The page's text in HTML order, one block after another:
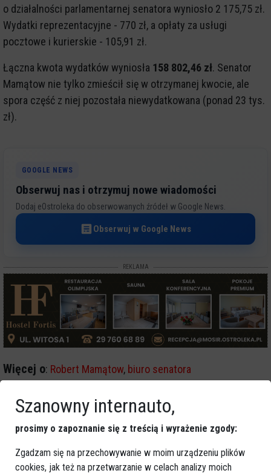
o działalności parlamentarnej senatora wyniosło 2 175,75 zł.
Wydatki reprezentacyjne - 770 zł, a opłaty za usługi
pocztowe i kurierskie - 105,91 zł.
Łączna kwota wydatków wyniosła 158 802,46 zł. Senator
Mamątow nie tylko zmieścił się w otrzymanej kwocie, ale
spora część z niej pozostała niewydatkowana (ponad 23 tys.
zł).
GOOGLE NEWS
Obserwuj nas i otrzymuj nowe wiadomości
Dodaj eOstroleka do obserwowanych źródeł w Google News.
Obserwuj w Google News
REKLAMA
Więcej o: Robert Mamątow, biuro senatora
Szanowny internauto,
prosimy o zapoznanie się z treścią i wyrażenie zgody:
Zgadzam się na przechowywanie w moim urządzeniu plików
cookies, jak też na przetwarzanie w celach analizy moich